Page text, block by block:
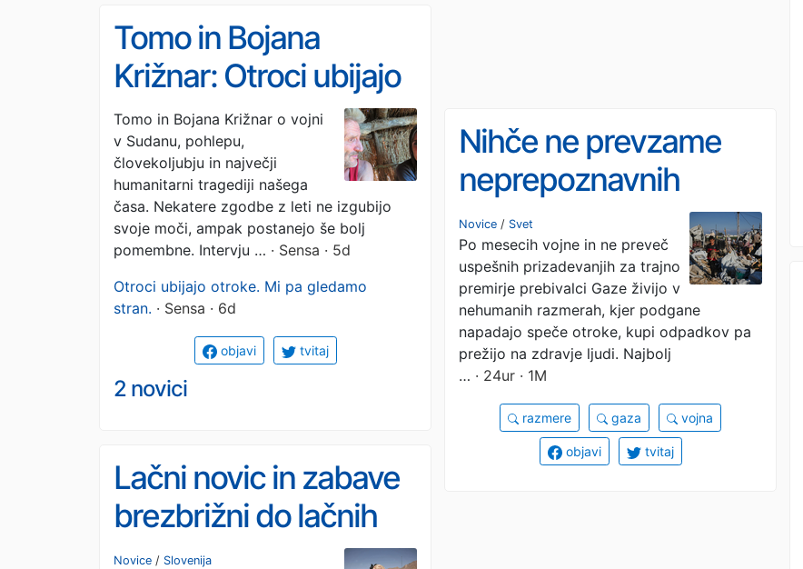
Tomo in Bojana
Križnar: Otroci ubijajo
otroke. Mi pa gledamo
stran.
Tomo in Bojana Križnar o vojni
v Sudanu, pohlepu,
človekoljubju in največji
humanitarni tragediji našega
časa. Nekatere zgodbe z leti ne izgubijo
svoje moči, ampak postanejo še bolj
pomembne. Intervju … · Sensa · 5d
Otroci ubijajo otroke. Mi pa gledamo
stran. · Sensa · 6d
objavi tvitaj
2 novici
Nihče ne prevzame
neprepoznavnih
trupel, glodalci grizejo
speče otroke
Novice / Svet
Po mesecih vojne in ne preveč
uspešnih prizadevanjih za trajno
premirje prebivalci Gaze živijo v
nehumanih razmerah, kjer podgane
napadajo speče otroke, kupi odpadkov pa
prežijo na zdravje ljudi. Najbolj
… · 24ur · 1M
razmere gaza vojna
objavi tvitaj
Lačni novic in zabave
brezbrižni do lačnih
miru: Bo zato prvič po
Novice / Slovenija